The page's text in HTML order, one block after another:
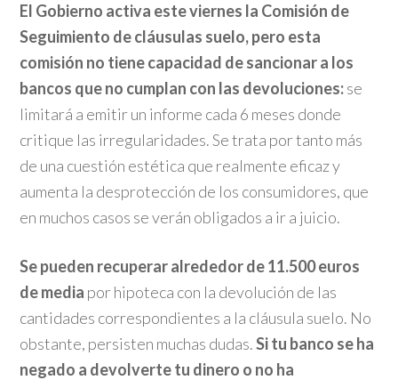
El Gobierno activa este viernes la Comisión de
Seguimiento de cláusulas suelo, pero esta
comisión no tiene capacidad de sancionar a los
bancos que no cumplan con las devoluciones:se
limitará a emitir un informe cada 6 meses donde
critique las irregularidades. Se trata por tanto más
de una cuestión estética que realmente eficaz y
aumenta la desprotección de los consumidores, que
en muchos casos se verán obligados a ir a juicio.
Se pueden recuperar alrededor de 11.500 euros
de media por hipoteca con la devolución de las
cantidades correspondientes a la cláusula suelo. No
obstante, persisten muchas dudas.Si tu banco se ha
negado a devolverte tu dinero o no ha